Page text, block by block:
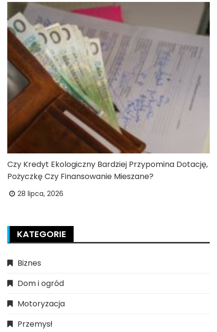
Czy Kredyt Ekologiczny Bardziej Przypomina Dotację,
Pożyczkę Czy Finansowanie Mieszane?
28 lipca, 2026
KATEGORIE
Biznes
Dom i ogród
Motoryzacja
Przemysł